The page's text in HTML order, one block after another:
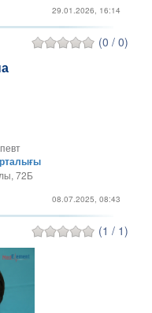
29.01.2026, 16:14
(0 / 0)
72Б
08.07.2025, 08:43
(1 / 1)